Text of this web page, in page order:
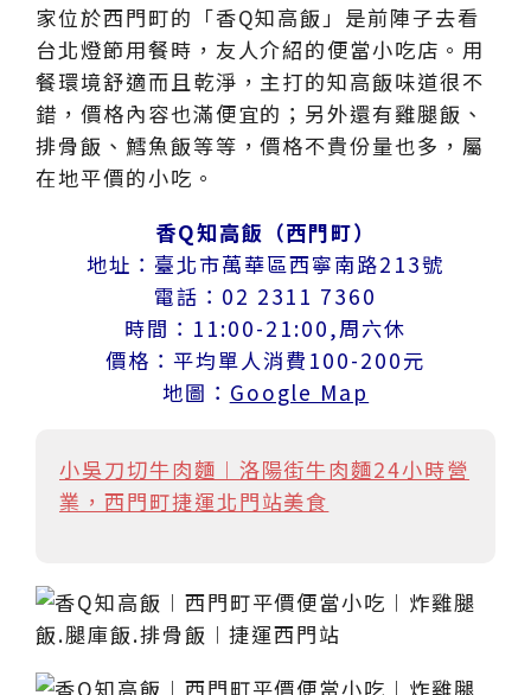
家位於西門町的「香Q知高飯」是前陣子去看
台北燈節用餐時，友人介紹的便當小吃店。用
餐環境舒適而且乾淨，主打的知高飯味道很不
錯，價格內容也滿便宜的；另外還有雞腿飯、
排骨飯、鱈魚飯等等，價格不貴份量也多，屬
在地平價的小吃。
香Q知高飯（西門町）
地址：臺北市萬華區西寧南路213號
電話：02 2311 7360
時間：11:00-21:00,周六休
價格：平均單人消費100-200元
地圖： Google Map
小吳刀切牛肉麵︱洛陽街牛肉麵24小時營
業，西門町捷運北門站美食